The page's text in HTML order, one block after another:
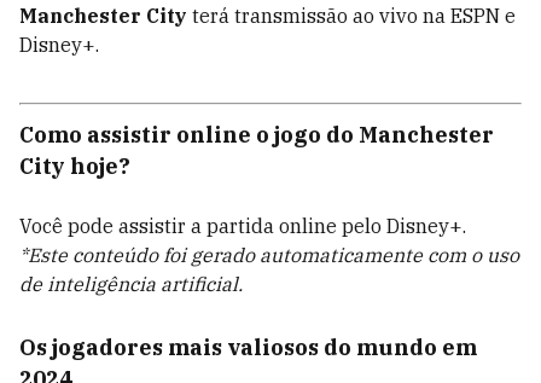
Manchester City terá transmissão ao vivo na ESPN e
Disney+.
Como assistir online o jogo do Manchester
City hoje?
Você pode assistir a partida online pelo Disney+.
*Este conteúdo foi gerado automaticamente com o uso
de inteligência artificial.
Os jogadores mais valiosos do mundo em